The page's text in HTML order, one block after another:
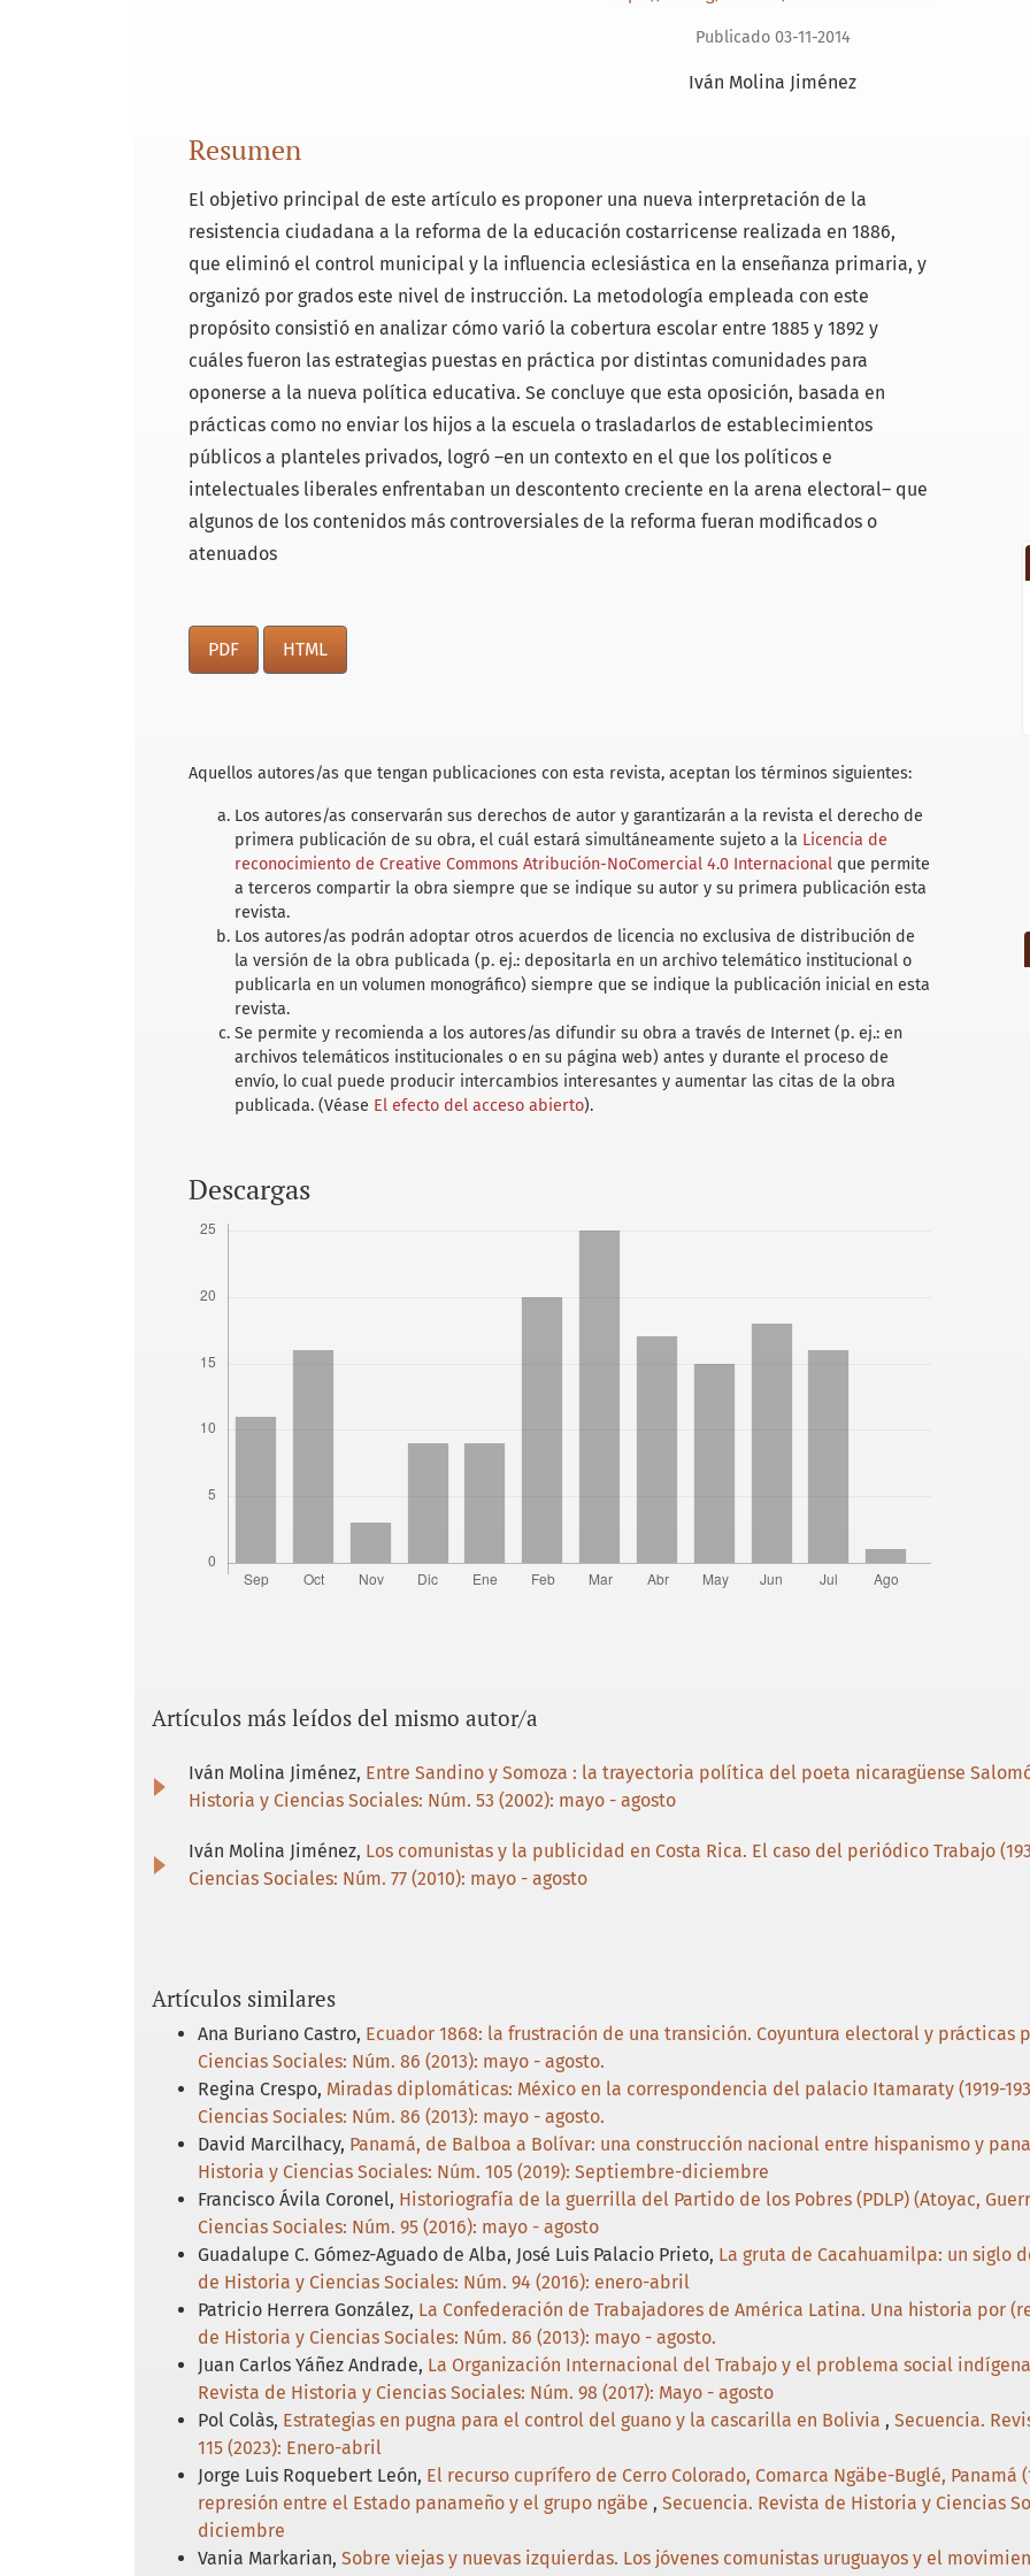
Publicado 03-11-2014
Iván Molina Jiménez
Resumen
El objetivo principal de este artículo es proponer una nueva interpretación de la
resistencia ciudadana a la reforma de la educación costarricense realizada en 1886,
que eliminó el control municipal y la influencia eclesiástica en la enseñanza primaria, y
organizó por grados este nivel de instrucción. La metodología empleada con este
propósito consistió en analizar cómo varió la cobertura escolar entre 1885 y 1892 y
cuáles fueron las estrategias puestas en práctica por distintas comunidades para
oponerse a la nueva política educativa. Se concluye que esta oposición, basada en
prácticas como no enviar los hijos a la escuela o trasladarlos de establecimientos
públicos a planteles privados, logró –en un contexto en el que los políticos e
intelectuales liberales enfrentaban un descontento creciente en la arena electoral– que
algunos de los contenidos más controversiales de la reforma fueran modificados o
atenuados
PDF HTML
Aquellos autores/as que tengan publicaciones con esta revista, aceptan los términos siguientes:
Los autores/as conservarán sus derechos de autor y garantizarán a la revista el derecho de
primera publicación de su obra, el cuál estará simultáneamente sujeto a la Licencia de
reconocimiento de Creative Commons Atribución-NoComercial 4.0 Internacional que permite
a terceros compartir la obra siempre que se indique su autor y su primera publicación esta
revista.
Los autores/as podrán adoptar otros acuerdos de licencia no exclusiva de distribución de
la versión de la obra publicada (p. ej.: depositarla en un archivo telemático institucional o
publicarla en un volumen monográfico) siempre que se indique la publicación inicial en esta
revista.
Se permite y recomienda a los autores/as difundir su obra a través de Internet (p. ej.: en
archivos telemáticos institucionales o en su página web) antes y durante el proceso de
envío, lo cual puede producir intercambios interesantes y aumentar las citas de la obra
publicada. (Véase El efecto del acceso abierto).
Descargas
Artículos más leídos del mismo autor/a
Iván Molina Jiménez, Entre Sandino y Somoza : la trayectoria política del poeta nicaragüense
Historia y Ciencias Sociales: Núm. 53 (2002): mayo - agosto
Iván Molina Jiménez, Los comunistas y la publicidad en Costa Rica. El caso del periódico Trabajo
Ciencias Sociales: Núm. 77 (2010): mayo - agosto
Artículos similares
Ana Buriano Castro, Ecuador 1868: la frustración de una transición. Coyuntura electoral y prácticas
Ciencias Sociales: Núm. 86 (2013): mayo - agosto.
Regina Crespo, Miradas diplomáticas: México en la correspondencia del palacio Itamaraty (1919-
Ciencias Sociales: Núm. 86 (2013): mayo - agosto.
David Marcilhacy, Panamá, de Balboa a Bolívar: una construcción nacional entre hispanismo y
Historia y Ciencias Sociales: Núm. 105 (2019): Septiembre-diciembre
Francisco Ávila Coronel, Historiografía de la guerrilla del Partido de los Pobres (PDLP) (Atoyac,
Ciencias Sociales: Núm. 95 (2016): mayo - agosto
Guadalupe C. Gómez-Aguado de Alba, José Luis Palacio Prieto, La gruta de Cacahuamilpa: un siglo
de Historia y Ciencias Sociales: Núm. 94 (2016): enero-abril
Patricio Herrera González, La Confederación de Trabajadores de América Latina. Una historia por
de Historia y Ciencias Sociales: Núm. 86 (2013): mayo - agosto.
Juan Carlos Yáñez Andrade, La Organización Internacional del Trabajo y el problema social
Revista de Historia y Ciencias Sociales: Núm. 98 (2017): Mayo - agosto
Pol Colàs, Estrategias en pugna para el control del guano y la cascarilla en Bolivia , Secuencia.
115 (2023): Enero-abril
Jorge Luis Roquebert León, El recurso cuprífero de Cerro Colorado, Comarca Ngäbe-Buglé, Panamá
represión entre el Estado panameño y el grupo ngäbe , Secuencia. Revista de Historia y Ciencias
diciembre
Vania Markarian, Sobre viejas y nuevas izquierdas. Los jóvenes comunistas uruguayos y el